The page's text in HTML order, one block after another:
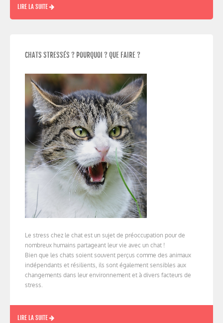
LIRE LA SUITE
CHATS STRESSÉS ? POURQUOI ? QUE FAIRE ?
Le stress chez le chat est un sujet de préoccupation pour de
nombreux humains partageant leur vie avec un chat !
Bien que les chats soient souvent perçus comme des animaux
indépendants et résilients, ils sont également sensibles aux
changements dans leur environnement et à divers facteurs de
stress.
LIRE LA SUITE